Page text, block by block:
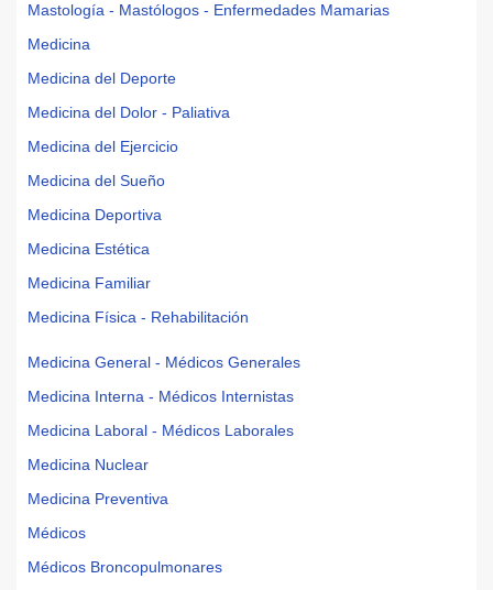
Mastología - Mastólogos - Enfermedades Mamarias
Medicina
Medicina del Deporte
Medicina del Dolor - Paliativa
Medicina del Ejercicio
Medicina del Sueño
Medicina Deportiva
Medicina Estética
Medicina Familiar
Medicina Física - Rehabilitación
Medicina General - Médicos Generales
Medicina Interna - Médicos Internistas
Medicina Laboral - Médicos Laborales
Medicina Nuclear
Medicina Preventiva
Médicos
Médicos Broncopulmonares